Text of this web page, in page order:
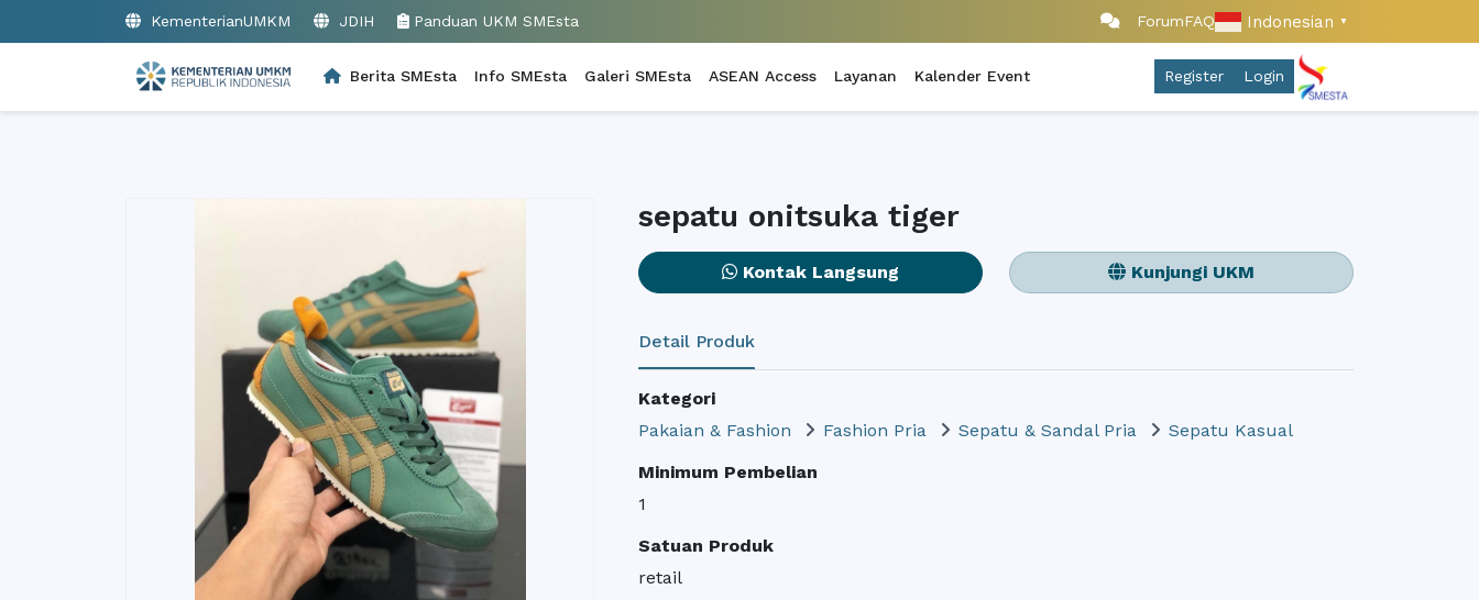
KementerianUMKM JDIH Panduan UKM SMEsta ForumFAQ Indonesian ▼
Berita SMEsta Info SMEsta Galeri SMEsta ASEAN Access Layanan Kalender Event Register Login
sepatu onitsuka tiger
Kontak Langsung Kunjungi UKM
Detail Produk
Kategori
Pakaian & Fashion
Fashion Pria Sepatu & Sandal Pria
Sepatu Kasual
Minimum Pembelian
1
Satuan Produk
retail